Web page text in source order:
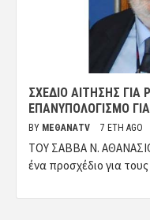
ΣΧΈΔΙΟ ΑΊΤΗΣΗΣ ΓΙΑ
ΕΠΑΝΥΠΟΛΟΓΙΣΜΌ
BY ΜΈΘΑΝΑTV 7 ΈΤΗ AGO
ΤΟΥ ΣΑΒΒΑ Ν.
ένα προσχέδιο για